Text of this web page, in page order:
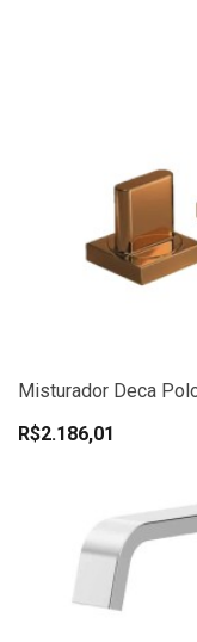
Misturador Deca
R$2.186,01